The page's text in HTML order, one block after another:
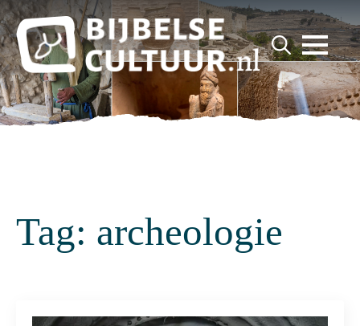
Search
for:
for:
Tag: archeologie